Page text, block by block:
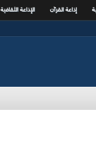
إذاعة القرآن الإذاعة الثقافية